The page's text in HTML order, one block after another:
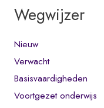
Wegwijzer
Nieuw
Verwacht
Basisvaardigheden
Voortgezet onderwijs